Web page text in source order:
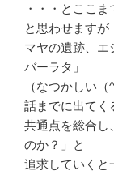
・・・とここ
と思わせますが
マヤの遺跡、エ
バーラタ」
（なつかしい
話までに出てく
共通点を総合し
のか？」と
追求していくと